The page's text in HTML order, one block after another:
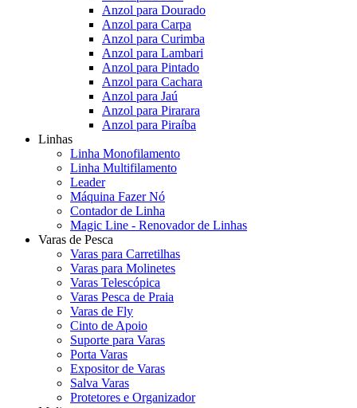
Anzol para Dourado
Anzol para Carpa
Anzol para Curimba
Anzol para Lambari
Anzol para Pintado
Anzol para Cachara
Anzol para Jaú
Anzol para Pirarara
Anzol para Piraíba
Linhas
Linha Monofilamento
Linha Multifilamento
Leader
Máquina Fazer Nó
Contador de Linha
Magic Line - Renovador de Linhas
Varas de Pesca
Varas para Carretilhas
Varas para Molinetes
Varas Telescópica
Varas Pesca de Praia
Varas de Fly
Cinto de Apoio
Suporte para Varas
Porta Varas
Expositor de Varas
Salva Varas
Protetores e Organizador